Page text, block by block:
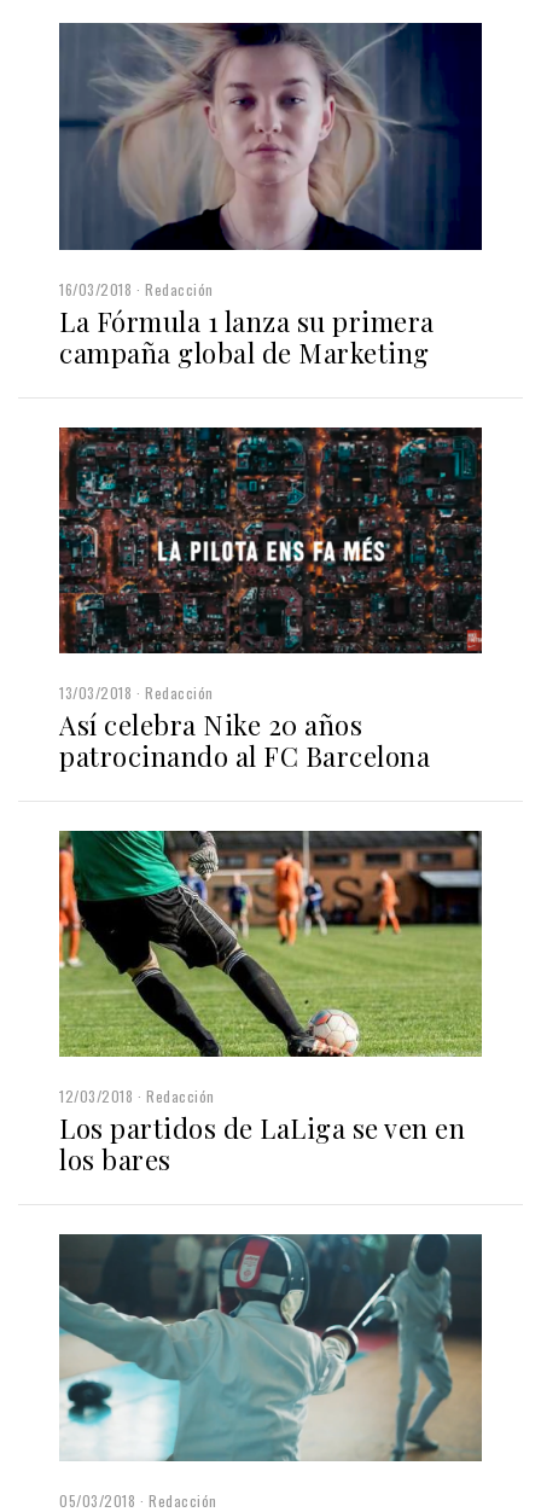
16/03/2018 Redacción
La Fórmula 1 lanza su primera
campaña global de Marketing
13/03/2018 Redacción
Así celebra Nike 20 años
patrocinando al FC Barcelona
12/03/2018 Redacción
Los partidos de LaLiga se ven en
los bares
05/03/2018 Redacción